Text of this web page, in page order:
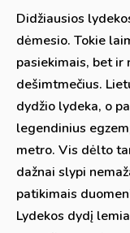
Didžiausios
dėmesio. Tokie
pasiekimais, bet ir
dešimtmečius.
dydžio lydeka, o
legendinius
metro. Vis dėlto
dažnai slypi
patikimais
Lydekos dydį